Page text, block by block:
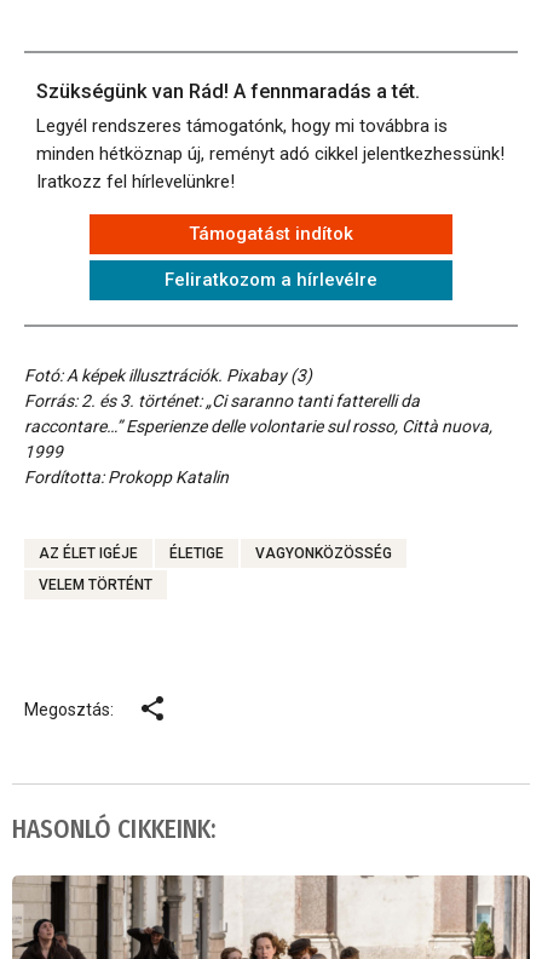
Szükségünk van Rád! A fennmaradás a tét.
Legyél rendszeres támogatónk, hogy mi továbbra is
minden hétköznap új, reményt adó cikkel jelentkezhessünk!
Iratkozz fel hírlevelünkre!
Támogatást indítok
Feliratkozom a hírlevélre
Fotó: A képek illusztrációk. Pixabay (3)
Forrás: 2. és 3. történet: „Ci saranno tanti fatterelli da
raccontare…” Esperienze delle volontarie sul rosso, Città nuova,
1999
Fordította: Prokopp Katalin
AZ ÉLET IGÉJE ÉLETIGE
VAGYONKÖZÖSSÉG
VELEM TÖRTÉNT
Megosztás:
HASONLÓ CIKKEINK: